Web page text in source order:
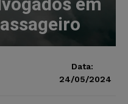
Data:
24/05/2024